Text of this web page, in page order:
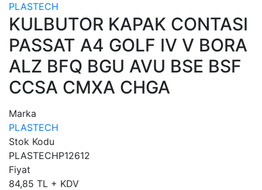
PLASTECH
KULBUTOR KAPAK CONTASI
PASSAT A4 GOLF IV V BORA
ALZ BFQ BGU AVU BSE BSF
CCSA CMXA CHGA
Marka
PLASTECH
Stok Kodu
PLASTECHP12612
Fiyat
84,85 TL + KDV